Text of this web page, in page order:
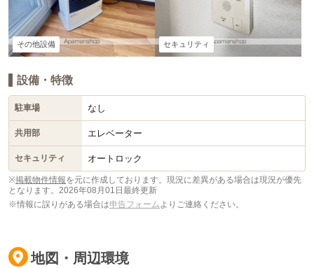
その他設備 セキュリティ
設備・特徴
駐車場 なし
共用部 エレベーター
セキュリティ オートロック
※掲載物件情報を元に作成しております。現況に差異がある場合は現況が優先
となります。 2026年08月01日最終更新
※情報に誤りがある場合は申告フォーム よりご連絡ください。
地図・周辺環境